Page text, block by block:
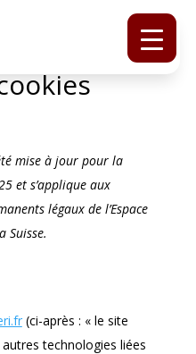
mise à jour pour la
et s’applique aux
légaux de l’Espace
Suisse.
(ci-après : « le site
technologies liées